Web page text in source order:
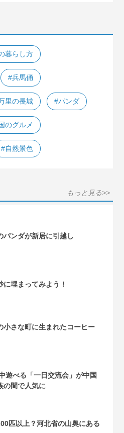
暮らし方
#兵馬俑
里の長城 #パンダ
のグルメ
#自然景色
もっと見る>>
パンダが新居に引越し
に埋まってみよう！
小さな町に生まれたコーヒー
遊べる「一日交流会」が中国
の間で人気に
匹以上？河北省の山奥にある